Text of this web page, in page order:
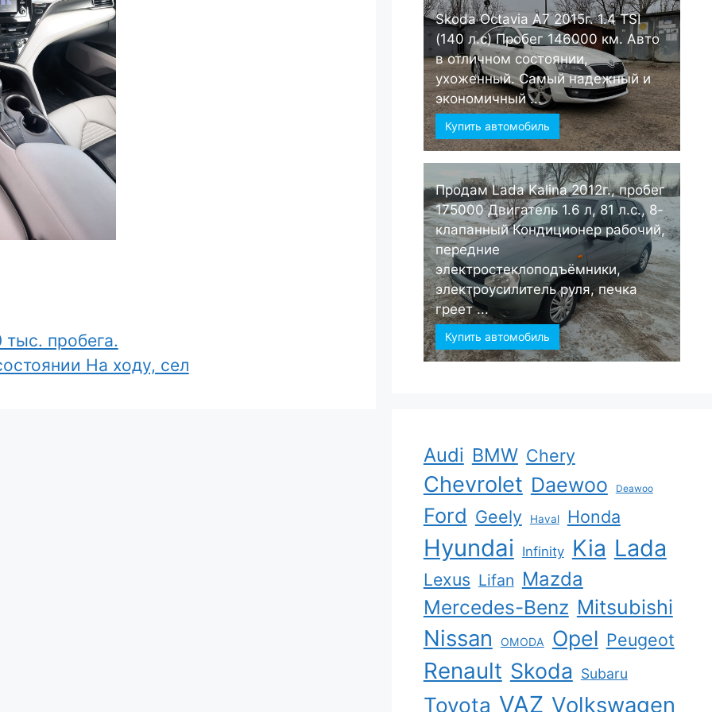
пробега.
На ходу, сел
Skoda Octavia А7 2015г. 1.4 TSI
(140 л.с) Пробег 146000 км. Авто
в отличном состоянии,
ухоженный. Самый надежный и
экономичный ...
Купить автомобиль
Продам Lada Kalina 2012г., пробег
175000 Двигатель 1.6 л, 81 л.с., 8-
клапанный Кондиционер рабочий,
передние
электростеклоподъёмники,
электроусилитель руля, печка
греет ...
Купить автомобиль
Audi BMW Chery
Chevrolet Daewoo Deawoo
Ford Geely Haval Honda
Hyundai Infinity Kia Lada
Lexus Lifan Mazda
Mercedes-Benz Mitsubishi
Nissan OMODA Opel Peugeot
Renault Skoda Subaru
Toyota VAZ Volkswagen